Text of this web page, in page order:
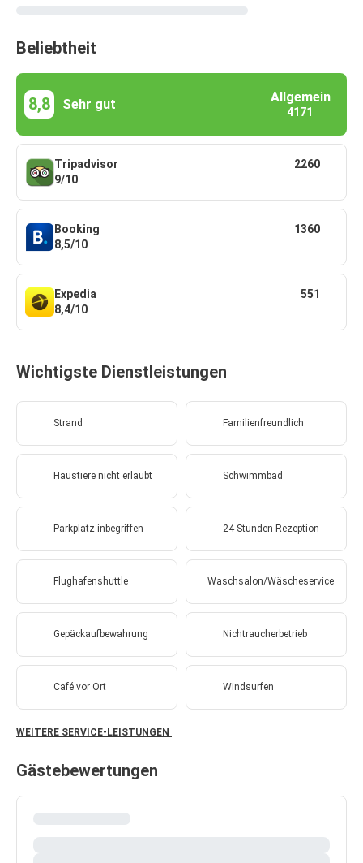
Beliebtheit
8,8 Sehr gut Allgemein
4171
Tripadvisor
9/10
2260
Booking
8,5/10
1360
Expedia
8,4/10
551
Wichtigste Dienstleistungen
Strand Familienfreundlich
Haustiere nicht erlaubt Schwimmbad
Parkplatz inbegriffen 24-Stunden-Rezeption
Flughafenshuttle Waschsalon/Wäscheservice
Gepäckaufbewahrung Nichtraucherbetrieb
Café vor Ort Windsurfen
WEITERE SERVICE-LEISTUNGEN
Gästebewertungen